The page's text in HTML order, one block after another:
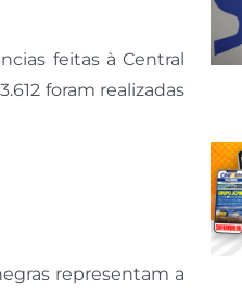
feitas à Central
foram realizadas
representam a